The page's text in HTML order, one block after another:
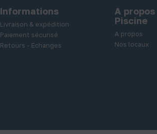
Informations
Livraison & expédition
Paiement sécurisé
Retours - Echanges
A
Piscine
A propos
Nos locaux